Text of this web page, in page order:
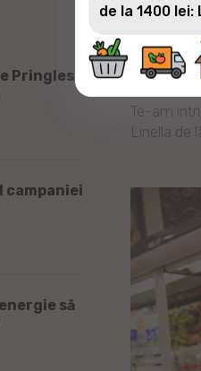
Pringles
campaniei
să
pe
acestui
Te-am
Linella de
de la 1400